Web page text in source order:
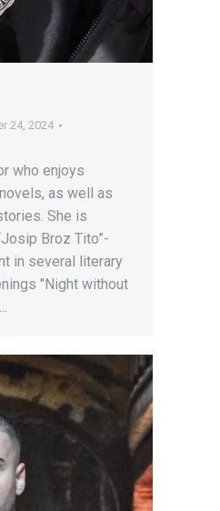
24, 2024
who enjoys
as well as
She is
Broz Tito”-
in several literary
"Night without